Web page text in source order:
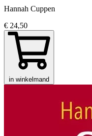
Hannah Cuppen
€ 24,50
in winkelmand